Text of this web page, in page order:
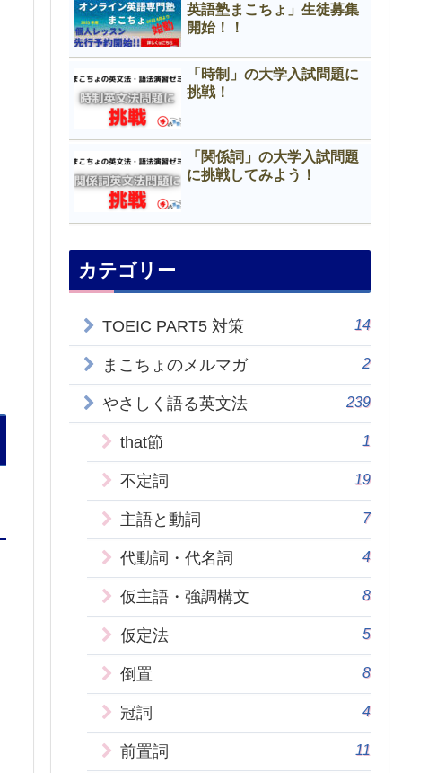
英語塾まこちょ」生徒募集
開始！！
「時制」の大学入試問題に
挑戦！
「関係詞」の大学入試問題
に挑戦してみよう！
カテゴリー
TOEIC PART5 対策 14
まこちょのメルマガ 2
やさしく語る英文法 239
that節 1
不定詞 19
主語と動詞 7
代動詞・代名詞 4
仮主語・強調構文 8
仮定法 5
倒置 8
冠詞 4
前置詞 11